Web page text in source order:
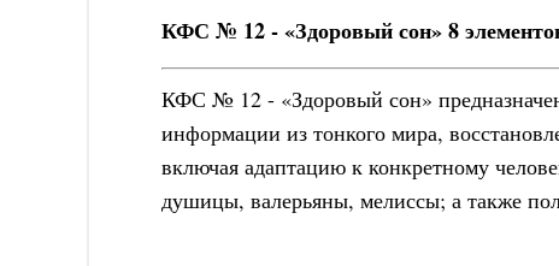
КФС № 12 - «Здоровый сон» 8
КФС № 12 - «Здоровый сон» предназначен
информации из тонкого мира,
включая адаптацию к конкретному
душицы, валерьяны, мелиссы; а также